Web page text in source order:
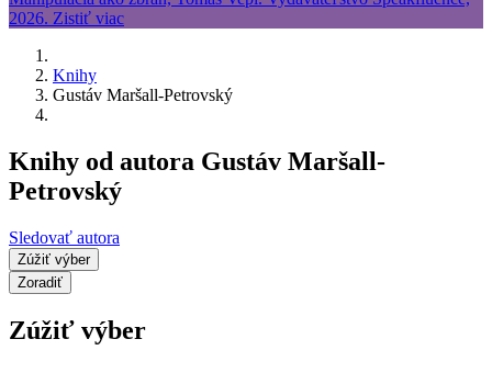
Knihy
Gustáv Maršall-Petrovský
Knihy od autora Gustáv Maršall-
Petrovský
Sledovať autora
Zúžiť výber
Zoradiť
Zúžiť výber